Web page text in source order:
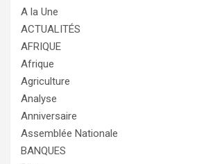
A la Une
ACTUALITÉS
AFRIQUE
Afrique
Agriculture
Analyse
Anniversaire
Assemblée Nationale
BANQUES